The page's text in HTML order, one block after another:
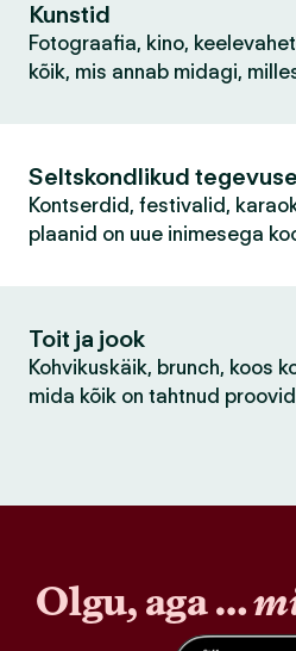
Kunstid
Fotograafia, kino,
kõik, mis annab midagi,
Seltskondlikud
Kontserdid, festivalid,
plaanid on uue inimesega
Toit ja jook
Kohvikuskäik, brunch, koos
mida kõik on tahtnud
Olgu, aga …